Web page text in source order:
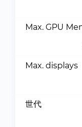
Max. GPU
Max. displays
世代